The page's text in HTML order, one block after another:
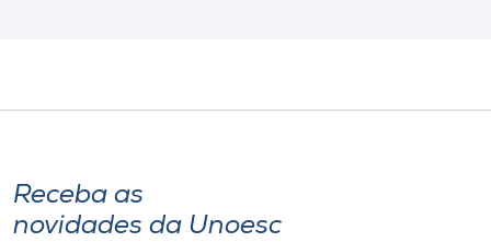
Receba as
novidades da Unoesc